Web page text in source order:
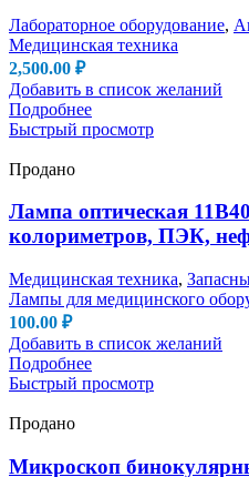
Лабораторное оборудование,
Медицинская техника
2,500.00 ₽
Добавить в список желаний
Подробнее
Быстрый просмотр
Продано
Лампа оптическая
колориметров, ПЭК,
Медицинская техника,
Лампы для медицинского
100.00 ₽
Добавить в список желаний
Подробнее
Быстрый просмотр
Продано
Микроскоп